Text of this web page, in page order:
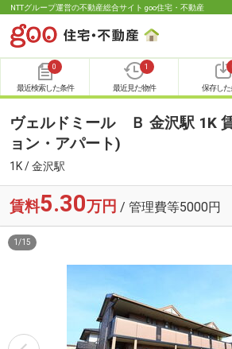
NTTグループ運営の不動産総合サイト goo住宅・不動産
0
最近検索した条件
1
最近見た物件 保存した
ヴェルドミール Ｂ 金沢駅 1K
ョン・アパート)
1K / 金沢駅
賃料5.30万円 / 管理費等5000円
1 /15